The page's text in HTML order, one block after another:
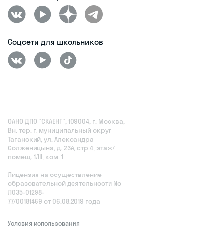
Соцсети для школьников
ОАНО ДПО "СКАЕНГ", 109004, г. Москва,
Вн. тер. г. муниципальный округ
Таганский, ул. Александра
Солженицына, д. 23А, стр.4, этаж/
помещ. 1/III, ком. 1
Лицензия на осуществление
образовательной деятельности No
Л035‑01298-
77/00181469 от 06.08.2019 года
Условия использования